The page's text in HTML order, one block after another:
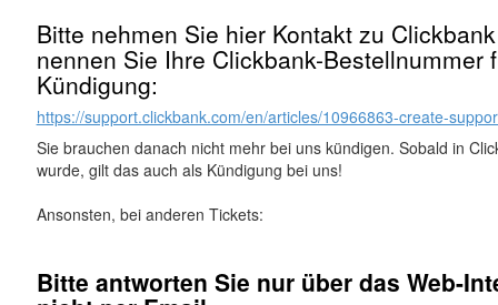
Bitte nehmen Sie hier Kontakt zu
nennen Sie Ihre Clickbank-Bestellnummer
Kündigung:
https://support.clickbank.com/en/articles/10966863-create-
Sie brauchen danach nicht mehr bei uns kündigen. Sobald in
wurde, gilt das auch als Kündigung bei uns!
Ansonsten, bei anderen Tickets:
Bitte antworten Sie nur über das Web-